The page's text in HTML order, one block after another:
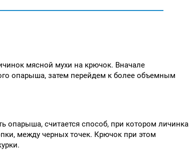
мясной мухи на крючок. Вначале
опарыша, затем перейдем к более объемным
опарыша, считается способ, при котором личинка
между черных точек. Крючок при этом